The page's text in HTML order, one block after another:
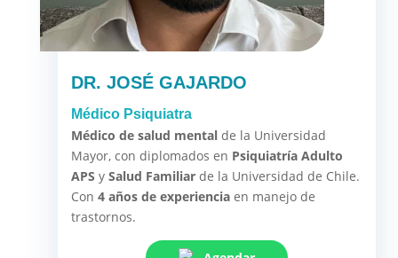
DR. JOSÉ GAJARDO
Médico Psiquiatra
Médico de salud mentalde la Universidad
Mayor, con diplomados en Psiquiatría Adulto
APS y Salud Familiarde la Universidad de Chile.
Con 4 años de experienciaen manejo de
trastornos.